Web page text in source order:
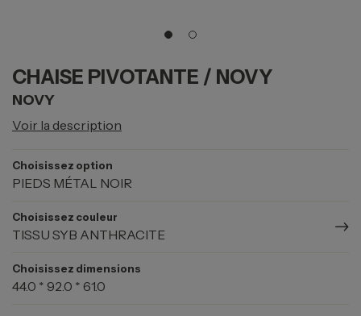
CHAISE PIVOTANTE / NOVY
NOVY
Voir la description
Choisissez option
PIEDS MÉTAL NOIR
Choisissez couleur
TISSU SYB ANTHRACITE
Choisissez dimensions
44.0 * 92.0 * 61.0